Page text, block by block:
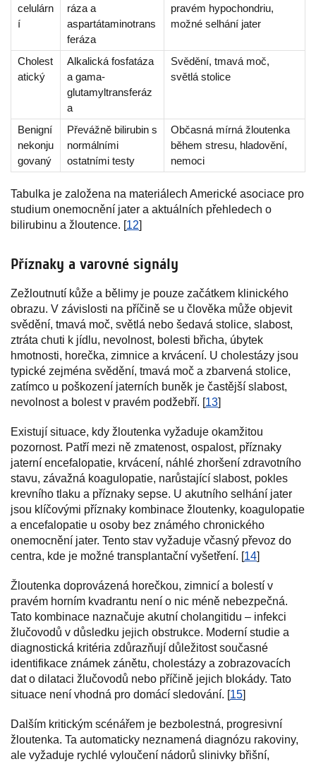
celulárn
í
ráza a
aspartátaminotrans
feráza
pravém hypochondriu,
možné selhání jater
Cholest
atický
Alkalická fosfatáza
a gama-
glutamyltransferáz
a
Svědění, tmavá moč,
světlá stolice
Benigní
nekonju
govaný
Převážně bilirubin s
normálními
ostatními testy
Občasná mírná žloutenka
během stresu, hladovění,
nemoci
Tabulka je založena na materiálech Americké asociace pro
studium onemocnění jater a aktuálních přehledech o
bilirubinu a žloutence. [12]
Příznaky a varovné signály
Zežloutnutí kůže a bělimy je pouze začátkem klinického
obrazu. V závislosti na příčině se u člověka může objevit
svědění, tmavá moč, světlá nebo šedavá stolice, slabost,
ztráta chuti k jídlu, nevolnost, bolesti břicha, úbytek
hmotnosti, horečka, zimnice a krvácení. U cholestázy jsou
typické zejména svědění, tmavá moč a zbarvená stolice,
zatímco u poškození jaterních buněk je častější slabost,
nevolnost a bolest v pravém podžebří. [13]
Existují situace, kdy žloutenka vyžaduje okamžitou
pozornost. Patří mezi ně zmatenost, ospalost, příznaky
jaterní encefalopatie, krvácení, náhlé zhoršení zdravotního
stavu, závažná koagulopatie, narůstající slabost, pokles
krevního tlaku a příznaky sepse. U akutního selhání jater
jsou klíčovými příznaky kombinace žloutenky, koagulopatie
a encefalopatie u osoby bez známého chronického
onemocnění jater. Tento stav vyžaduje včasný převoz do
centra, kde je možné transplantační vyšetření. [14]
Žloutenka doprovázená horečkou, zimnicí a bolestí v
pravém horním kvadrantu není o nic méně nebezpečná.
Tato kombinace naznačuje akutní cholangitidu – infekci
žlučovodů v důsledku jejich obstrukce. Moderní studie a
diagnostická kritéria zdůrazňují důležitost současné
identifikace známek zánětu, cholestázy a zobrazovacích
dat o dilataci žlučovodů nebo příčině jejich blokády. Tato
situace není vhodná pro domácí sledování. [15]
Dalším kritickým scénářem je bezbolestná, progresivní
žloutenka. Ta automaticky neznamená diagnózu rakoviny,
ale vyžaduje rychlé vyloučení nádorů slinivky břišní,